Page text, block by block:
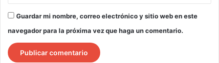
Guardar mi nombre, correo electrónico y sitio web en este
navegador para la próxima vez que haga un comentario.